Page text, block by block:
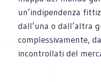
un’indipendenza
dall’una o dall’altra
complessivamente,
incontrollati del